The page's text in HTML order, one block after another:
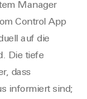
Manager
Control App
auf die
Die tiefe
dass
informiert sind;